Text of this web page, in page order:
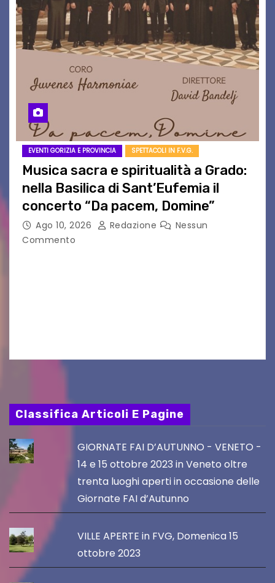
EVENTI GORIZIA E PROVINCIA SPETTACOLI IN F.V.G.
Musica sacra e spiritualità a Grado:
nella Basilica di Sant’Eufemia il
concerto “Da pacem, Domine”
Ago 10, 2026 Redazione
Nessun
Commento
Classifica Articoli E Pagine
GIORNATE FAI D’AUTUNNO - VENETO -
14 e 15 ottobre 2023 in Veneto oltre
trenta luoghi aperti in occasione delle
Giornate FAI d’Autunno
VILLE APERTE in FVG, Domenica 15
ottobre 2023